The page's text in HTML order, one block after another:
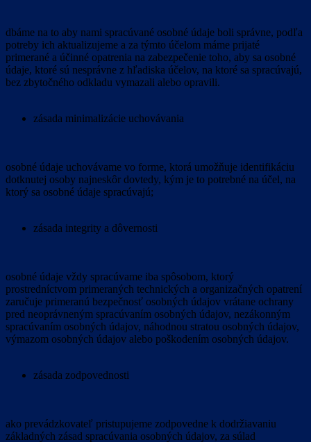
dbáme na to aby nami spracúvané osobné údaje boli správne, podľa
potreby ich aktualizujeme a za týmto účelom máme prijaté
primerané a účinné opatrenia na zabezpečenie toho, aby sa osobné
údaje, ktoré sú nesprávne z hľadiska účelov, na ktoré sa spracúvajú,
bez zbytočného odkladu vymazali alebo opravili.
zásada minimalizácie uchovávania
osobné údaje uchovávame vo forme, ktorá umožňuje identifikáciu
dotknutej osoby najneskôr dovtedy, kým je to potrebné na účel, na
ktorý sa osobné údaje spracúvajú;
zásada integrity a dôvernosti
osobné údaje vždy spracúvame iba spôsobom, ktorý
prostredníctvom primeraných technických a organizačných opatrení
zaručuje primeranú bezpečnosť osobných údajov vrátane ochrany
pred neoprávneným spracúvaním osobných údajov, nezákonným
spracúvaním osobných údajov, náhodnou stratou osobných údajov,
výmazom osobných údajov alebo poškodením osobných údajov.
zásada zodpovednosti
ako prevádzkovateľ pristupujeme zodpovedne k dodržiavaniu
základných zásad spracúvania osobných údajov, za súlad